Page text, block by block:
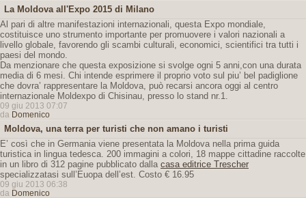
La Moldova all'Expo 2015 di Milano
Al pari di altre manifestazioni internazionali, questa Expo mondiale,
costituisce uno strumento importante per promuovere i valori nazionali a
livello globale, favorendo gli scambi culturali, economici, scientifici tra tutti i
paesi del mondo.
Da menzionare che questa exposizione si svolge ogni 5 anni,con una durata
media di 6 mesi. Chi intende esprimere il proprio voto sul piu’ bel padiglione
che dovra’ rappresentare la Moldova, può recarsi ancora oggi al centro
internazionale Moldexpo di Chisinau, presso lo stand nr.1.
09 giu 2013 07:07
da Domenico
Moldova, una terra per turisti che non amano i turisti
E’ così che in Germania viene presentata la Moldova nella prima guida
turistica in lingua tedesca. 200 immagini a colori, 18 mappe cittadine raccolte
in un libro di 312 pagine pubblicato dalla casa editrice Trescher
specializzatasi sull’Euopa dell’est. Costo € 16.95
09 giu 2013 06:38
da Domenico